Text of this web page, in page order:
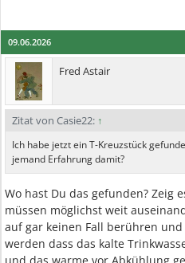
09.06.2026
Fred Astair
Zitat von Casie22: ↑
Ich habe jetzt ein T-Kreuzstück
jemand Erfahrung damit?
Wo hast Du das gefunden? Zeig
müssen möglichst weit
auf gar keinen Fall berühren
werden dass das kalte